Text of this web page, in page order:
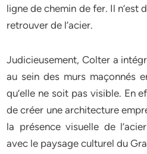
ligne de chemin de fer. Il n’est
retrouver de l’acier.
Judicieusement, Colter a
au sein des murs maçonnés
qu’elle ne soit pas visible. En
de créer une architecture
la présence visuelle de
avec le paysage culturel du